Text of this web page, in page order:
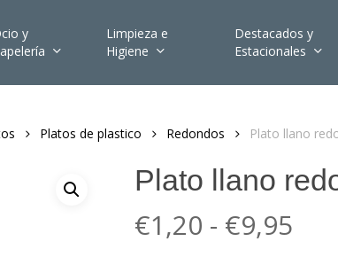
y
Limpieza e
Higiene
Destacados y
Estacionales
Platos de plastico Redondos Plato llano
Plato llano
€1,20 - €9,95